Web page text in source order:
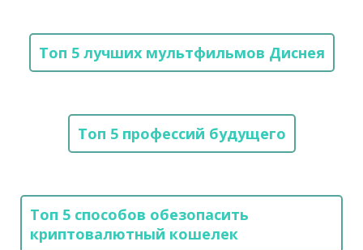
Топ 5 лучших мультфильмов Диснея
Топ 5 профессий будущего
Топ 5 способов обезопасить
криптовалютный кошелек